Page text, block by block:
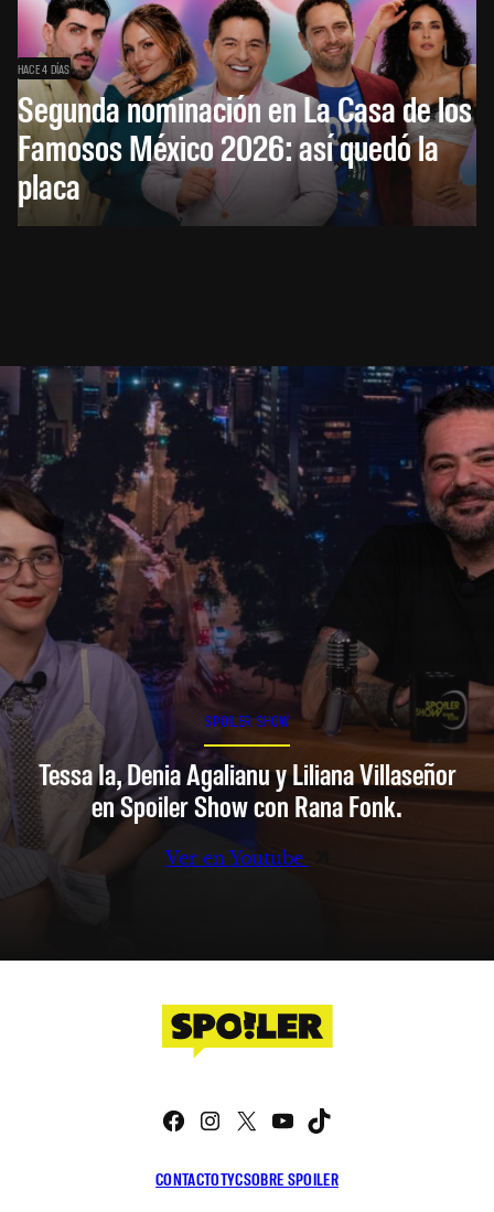
HACE 4 DÍAS
Segunda nominación en La Casa de los
Famosos México 2026: así quedó la
placa
SPOILER SHOW
Tessa Ia, Denia Agalianu y Liliana Villaseñor
en Spoiler Show con Rana Fonk.
Ver en Youtube
CONTACTOTYCSOBRE SPOILER
Facebook
Instagram
X YouTube